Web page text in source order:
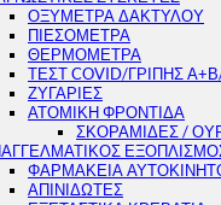
ΟΞΥΜΕΤΡΑ ΔΑΚΤΥΛΟΥ
ΠΙΕΣΟΜΕΤΡΑ
ΘΕΡΜΟΜΕΤΡΑ
ΤΕΣΤ COVID/ΓΡΙΠΗΣ
ΖΥΓΑΡΙΕΣ
ΑΤΟΜΙΚΗ ΦΡΟΝΤΙΔΑ
ΣΚΟΡΑΜΙΔΕΣ /
ΦΑΡΜΑΚΕΙΑ
ΑΠΙΝΙΔΩΤΕΣ